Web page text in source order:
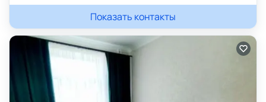
Показать контакты